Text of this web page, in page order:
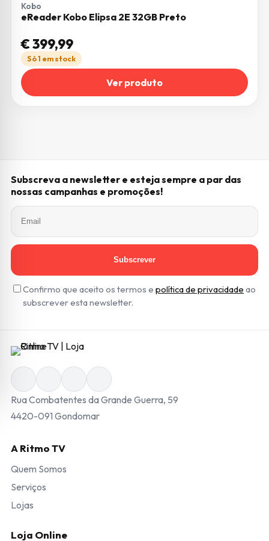
Kobo
eReader Kobo Elipsa 2E 32GB Preto
€399,99
Só 1 em stock
Ver produto
Subscreva a newsletter e esteja sempre a par das
nossas campanhas e promoções!
Subscrever
Confirmo que aceito os termos e política de privacidade ao
subscrever esta newsletter.
Rua Combatentes da Grande Guerra, 59
4420-091 Gondomar
A Ritmo TV
Quem Somos
Serviços
Lojas
Loja Online